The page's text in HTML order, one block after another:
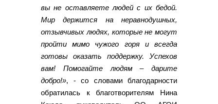
вы не оставляете людей с их бедой.
Мир держится на неравнодушных,
отзывчивых людях, которые не могут
пройти мимо чужого горя и всегда
готовы оказать поддержку. Успехов
вам! Помогайте людям – дарите
добро!», - со словами благодарности
обратилась к благотворителям Нина